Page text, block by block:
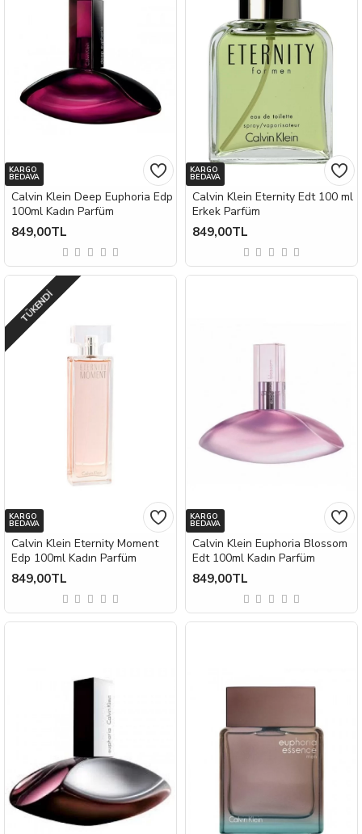
KARGO
BEDAVA
Calvin Klein Deep Euphoria Edp
100ml Kadın Parfüm
849,00TL
KARGO
BEDAVA
Calvin Klein Eternity Edt 100 ml
Erkek Parfüm
849,00TL
KARGO
BEDAVA
TÜKENDI
Calvin Klein Eternity Moment
Edp 100ml Kadın Parfüm
849,00TL
KARGO
BEDAVA
Calvin Klein Euphoria Blossom
Edt 100ml Kadın Parfüm
849,00TL